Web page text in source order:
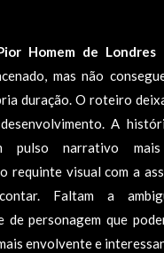
Homem de Londres
mas não
duração. O roteiro
A
pulso narrativo
requinte visual com a
Faltam a
de personagem que
envolvente e